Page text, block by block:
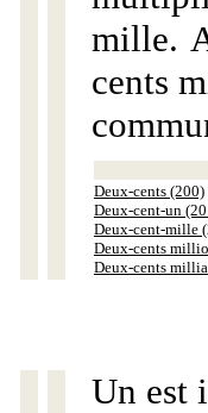
mille.
cents
Deux-cents (200)
Deux-cent-un
Deux-cent-mille
Deux-cents
Deux-cents
Un est